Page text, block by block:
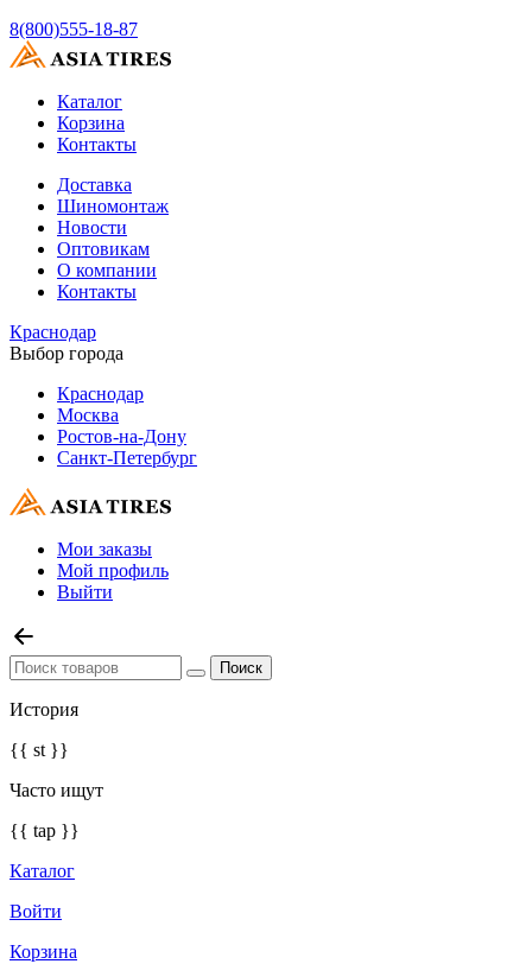
8(800)555-18-87
Каталог
Корзина
Контакты
Доставка
Шиномонтаж
Новости
Оптовикам
О компании
Контакты
Краснодар
Выбор города
Краснодар
Москва
Ростов-на-Дону
Санкт-Петербург
Мои заказы
Мой профиль
Выйти
История
{{ st }}
Часто ищут
{{ tap }}
Каталог
Войти
Корзина